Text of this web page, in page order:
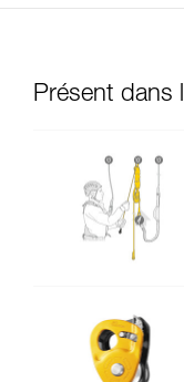
Présent dans